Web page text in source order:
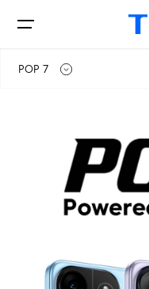
Accessories
POP 7